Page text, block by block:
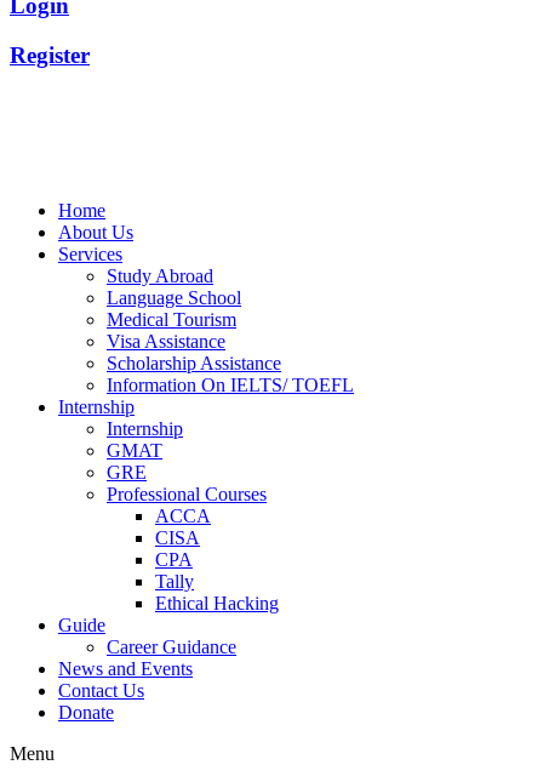
Login
Register
Home
About Us
Services
Study Abroad
Language School
Medical Tourism
Visa Assistance
Scholarship Assistance
Information On IELTS/ TOEFL
Internship
Internship
GMAT
GRE
Professional Courses
ACCA
CISA
CPA
Tally
Ethical Hacking
Guide
Career Guidance
News and Events
Contact Us
Donate
Menu